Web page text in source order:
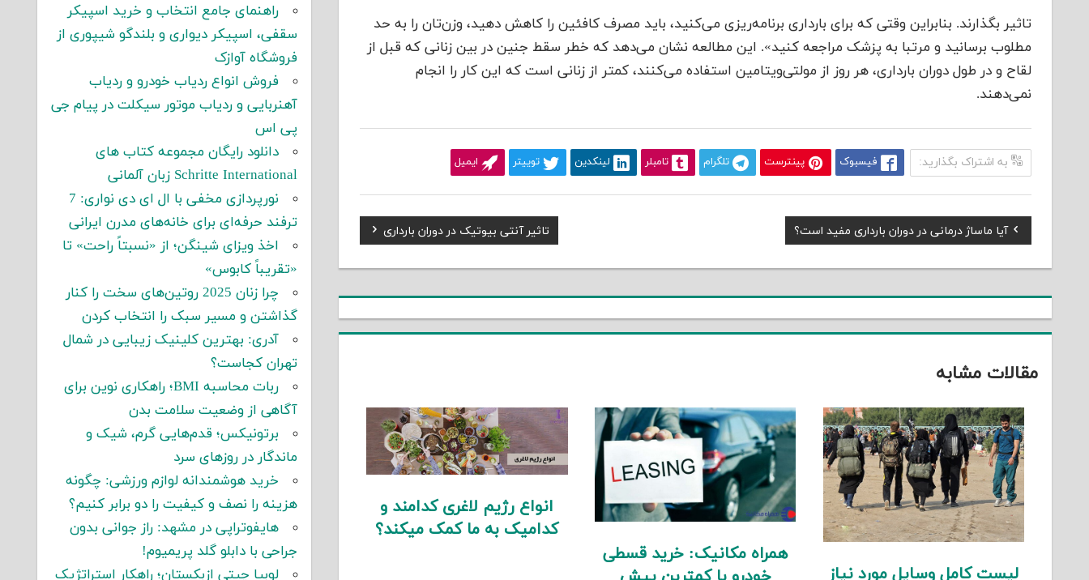
تاثیر بگذارند. بنابراین وقتی که برای بارداری برنامه‌ریزی می‌کنید، باید مصرف کافئین را کاهش دهید، وزن‌تان را به حد
مطلوب برسانید و مرتبا به پزشک مراجعه کنید». این مطالعه نشان می‌دهد که خطر سقط جنین در بین زنانی که قبل از
لقاح و در طول دوران بارداری، هر روز از مولتی‌ویتامین استفاده می‌کنند، کمتر از زنانی است که این کار را انجام
نمی‌دهند.
به اشتراک بگذارید: فیسبوک پینترست تلگرام تامبلر لینکدین توییتر ایمیل
راهبری
نوشته
Previous
Post:
آیا ماساژ‌ درمانی در دوران بارداری مفید است؟
Next
Post:
تاثیر آنتی بیوتیک در دوران بارداری
مقالات مشابه
لیست کامل وسایل مورد نیاز
همراه مکانیک: خرید قسطی
انواع رژیم لاغری کدامند و
کدامیک به ما کمک میکند؟
راهنمای جامع انتخاب و خرید اسپیکر
سقفی، اسپیکر دیواری و بلندگو شیپوری از
فروشگاه آوازک
فروش انواع ردیاب خودرو و ردیاب
آهنربایی و ردیاب موتور سیکلت در پیام جی
پی اس
دانلود رایگان مجموعه کتاب های
Schritte International زبان آلمانی
نورپردازی مخفی با ال ای دی نواری: 7
ترفند حرفه‌ای برای خانه‌های مدرن ایرانی
اخذ ویزای شینگن؛ از «نسبتاً راحت» تا
«تقریباً کابوس»
چرا زنان 2025 روتین‌های سخت را کنار
گذاشتن و مسیر سبک را انتخاب کردن
آدری: بهترین کلینیک زیبایی در شمال
تهران کجاست؟
ربات محاسبه BMI؛ راهکاری نوین برای
آگاهی از وضعیت سلامت بدن
برتونیکس؛ قدم‌هایی گرم، شیک و
ماندگار در روزهای سرد
خرید هوشمندانه لوازم ورزشی: چگونه
هزینه را نصف و کیفیت را دو برابر کنیم؟
هایفوتراپی در مشهد: راز جوانی بدون
جراحی با دابلو گلد پریمیوم!
لوبیا چیتی ازبکستان؛ راهکار استراتژیک